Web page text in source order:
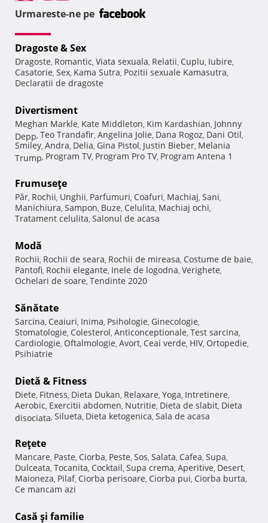
Urmareste-ne pe
Dragoste & Sex
Dragoste, Romantic, Viata sexuala, Relatii, Cuplu, Iubire,
Casatorie, Sex, Kama Sutra, Pozitii sexuale Kamasutra,
Declaratii de dragoste
Divertisment
Meghan Markle, Kate Middleton, Kim Kardashian, Johnny
Depp, Teo Trandafir, Angelina Jolie, Dana Rogoz, Dani Otil,
Smiley, Andra, Delia, Gina Pistol, Justin Bieber, Melania
Trump, Program TV, Program Pro TV, Program Antena 1
Frumuseţe
Păr, Rochii, Unghii, Parfumuri, Coafuri, Machiaj, Sani,
Manichiura, Sampon, Buze, Celulita, Machiaj ochi,
Tratament celulita, Salonul de acasa
Modă
Rochii, Rochii de seara, Rochii de mireasa, Costume de baie,
Pantofi, Rochii elegante, Inele de logodna, Verighete,
Ochelari de soare, Tendinte 2020
Sănătate
Sarcina, Ceaiuri, Inima, Psihologie, Ginecologie,
Stomatologie, Colesterol, Anticonceptionale, Test sarcina,
Cardiologie, Oftalmologie, Avort, Ceai verde, HIV, Ortopedie,
Psihiatrie
Dietă & Fitness
Diete, Fitness, Dieta Dukan, Relaxare, Yoga, Intretinere,
Aerobic, Exercitii abdomen, Nutritie, Dieta de slabit, Dieta
disociata, Silueta, Dieta ketogenica, Sala de acasa
Reţete
Mancare, Paste, Ciorba, Peste, Sos, Salata, Cafea, Supa,
Dulceata, Tocanita, Cocktail, Supa crema, Aperitive, Desert,
Maioneza, Pilaf, Ciorba perisoare, Ciorba pui, Ciorba burta,
Ce mancam azi
Casă şi familie